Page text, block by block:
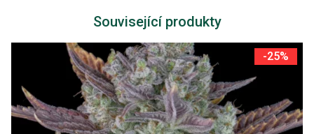
Související produkty
-25%